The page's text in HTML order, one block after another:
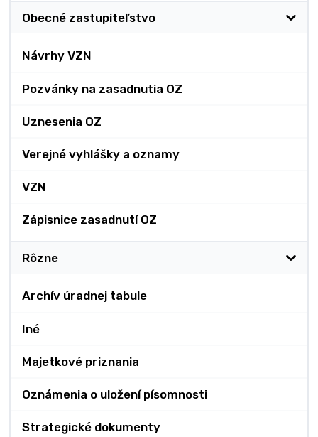
Obecné zastupiteľstvo
Návrhy VZN
Pozvánky na zasadnutia OZ
Uznesenia OZ
Verejné vyhlášky a oznamy
VZN
Zápisnice zasadnutí OZ
Rôzne
Archív úradnej tabule
Iné
Majetkové priznania
Oznámenia o uložení písomnosti
Strategické dokumenty